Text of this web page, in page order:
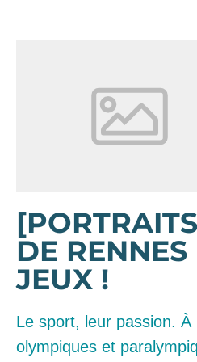
DE RENNES
JEUX !
Le sport, leur passion. À
olympiques et